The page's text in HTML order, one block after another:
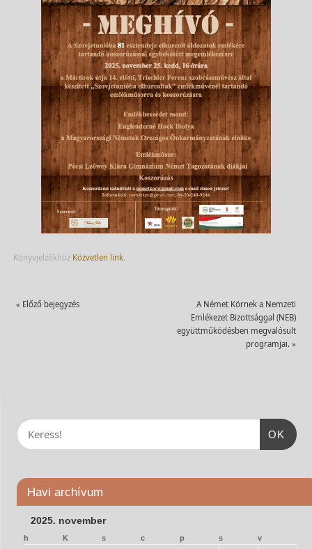
Könyvjelzőkhöz Közvetlen link.
« Előző bejegyzés
A Német Körnek a Nemzeti
Emlékezet Bizottsággal (NEB)
együttműködésben megvalósult
programjai.»
OK
Havi archívum
2025. november
h K s c p s v